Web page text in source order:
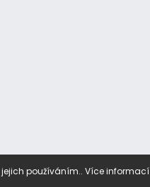
používáním.. Více informací